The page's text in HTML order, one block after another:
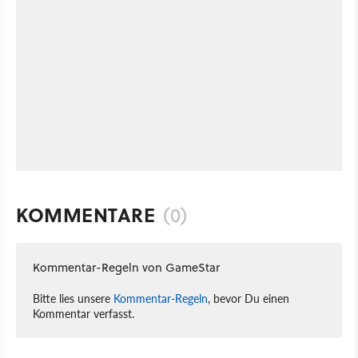
KOMMENTARE (0)
Kommentar-Regeln von GameStar
Bitte lies unsere Kommentar-Regeln, bevor Du einen
Kommentar verfasst.